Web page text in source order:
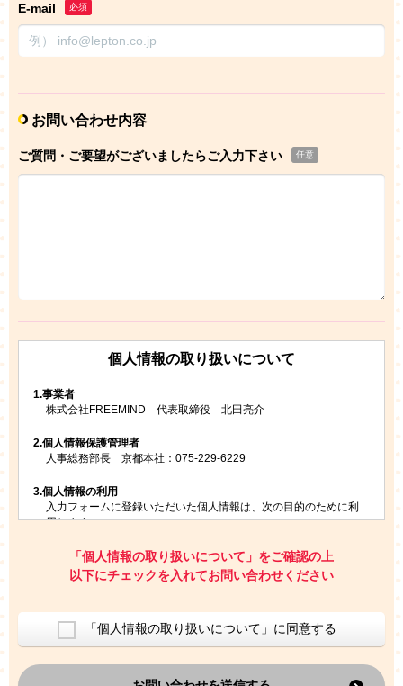
E-mail 必須
お問い合わせ内容
ご質問・ご要望がございましたらご入力下さい 任意
個人情報の取り扱いについて
1.事業者
株式会社FREEMIND 代表取締役 北田亮介
2.個人情報保護管理者
人事総務部長 京都本社：075-229-6229
3.個人情報の利用
入力フォームに登録いただいた個人情報は、次の目的のために利
用します。
お問い合わせにお答えするため
レプトンのキャンペーンや新商品（新サービス）、新規開講教
室等をご案内するため
ご利用者の個人情報を、本人が特定されないデータに不可逆変
換した上で、広告・宣伝・販売促進活動に役立てること
上記の利用目的のために第三者へ提供すること
「個人情報の取り扱いについて」をご確認の上
以下にチェックを入れてお問い合わせください
「個人情報の取り扱いについて」に同意する